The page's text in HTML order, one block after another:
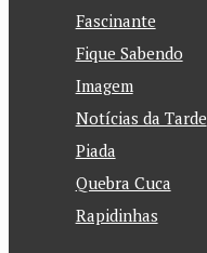
Fascinante
Fique Sabendo
Imagem
Notícias da Tarde
Piada
Quebra Cuca
Rapidinhas